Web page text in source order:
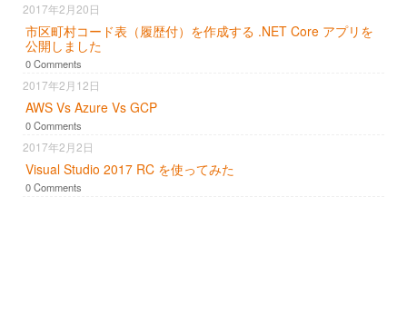
2017年2月20日
市区町村コード表（履歴付）を作成する .NET Core アプリを
公開しました
0 Comments
2017年2月12日
AWS Vs Azure Vs GCP
0 Comments
2017年2月2日
Visual Studio 2017 RC を使ってみた
0 Comments